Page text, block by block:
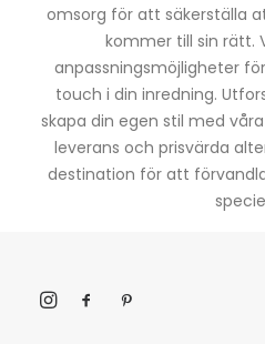
omsorg för att säkerställa
kommer till sin rätt.
anpassningsmöjligheter
touch i din inredning.
skapa din egen stil med
leverans och prisvärda
destination för att